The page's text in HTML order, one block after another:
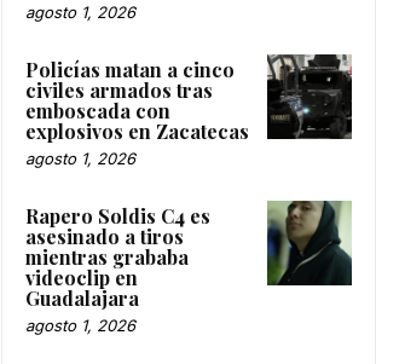
agosto 1, 2026
Policías matan a cinco
civiles armados tras
emboscada con
explosivos en Zacatecas
agosto 1, 2026
Rapero Soldis C4 es
asesinado a tiros
mientras grababa
videoclip en
Guadalajara
agosto 1, 2026